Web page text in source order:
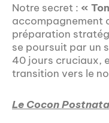
Notre secret : «
accompagnement
préparation
se poursuit par un
40 jours cruciaux,
transition vers le
Le Cocon